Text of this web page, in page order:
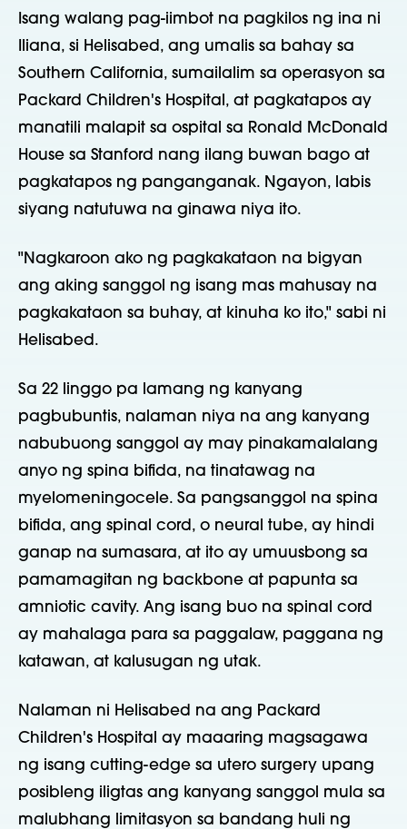
Isang walang pag-iimbot na pagkilos ng ina ni
Iliana, si Helisabed, ang umalis sa bahay sa
Southern California, sumailalim sa operasyon sa
Packard Children's Hospital, at pagkatapos ay
manatili malapit sa ospital sa Ronald McDonald
House sa Stanford nang ilang buwan bago at
pagkatapos ng panganganak. Ngayon, labis
siyang natutuwa na ginawa niya ito.
"Nagkaroon ako ng pagkakataon na bigyan
ang aking sanggol ng isang mas mahusay na
pagkakataon sa buhay, at kinuha ko ito," sabi ni
Helisabed.
Sa 22 linggo pa lamang ng kanyang
pagbubuntis, nalaman niya na ang kanyang
nabubuong sanggol ay may pinakamalalang
anyo ng spina bifida, na tinatawag na
myelomeningocele. Sa pangsanggol na spina
bifida, ang spinal cord, o neural tube, ay hindi
ganap na sumasara, at ito ay umuusbong sa
pamamagitan ng backbone at papunta sa
amniotic cavity. Ang isang buo na spinal cord
ay mahalaga para sa paggalaw, paggana ng
katawan, at kalusugan ng utak.
Nalaman ni Helisabed na ang Packard
Children's Hospital ay maaaring magsagawa
ng isang cutting-edge sa utero surgery upang
posibleng iligtas ang kanyang sanggol mula sa
malubhang limitasyon sa bandang huli ng